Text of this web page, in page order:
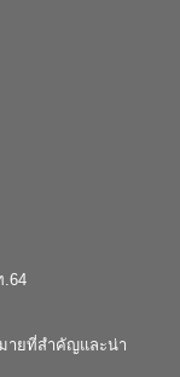
ายที่สำคัญและน่า